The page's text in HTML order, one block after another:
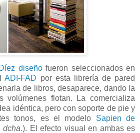
diseñofueron seleccionados en
ADI-FAD por esta librería de pared
de libros, desaparece, dando la
volúmenes flotan. La comercializa
idéntica, pero con soporte de pie y
tonos, es el modelo Sapien de
dcha.). El efecto visual en ambas es